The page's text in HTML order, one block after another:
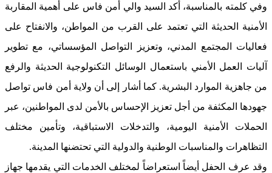
وفي كلمته بالمناسبة، أكد السيد والي أمن فاس على أهمية المقاربة
الأمنية الحديثة التي تعتمد على القرب من المواطن، والانفتاح على
فعاليات المجتمع المدني، وتعزيز التواصل المؤسساتي، مع تطوير
آليات العمل الأمني باستعمال الوسائل التكنولوجية الحديثة والرفع
من جاهزية الموارد البشرية. كما أشار إلى أن ولاية أمن فاس تواصل
جهودها المكثفة من أجل تعزيز الإحساس بالأمن لدى المواطنين، عبر
الحملات الأمنية اليومية، والتدخلات الاستباقية، وتأمين مختلف
التظاهرات والمناسبات الوطنية والدولية التي تحتضنها المدينة.
وقد عرف الحفل أيضاً استعراضاً لمختلف الخدمات التي يقدمها جهاز